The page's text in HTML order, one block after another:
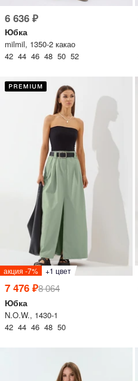
6 636 ₽
Юбка
milmil, 1350-2 какао
42 44 46 48 50 52
акция -7% +1 цвет
7 476 ₽8 064
Юбка
N.O.W., 1430-1
42 44 46 48 50